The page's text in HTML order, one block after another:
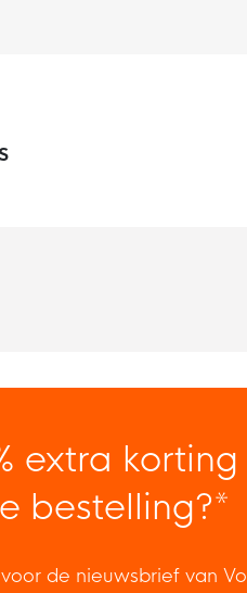
extra
bestelling?*
de nieuwsbrief van